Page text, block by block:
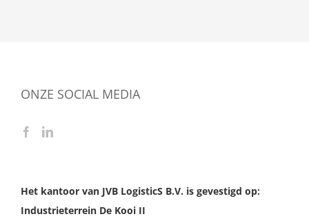
ONZE SOCIAL MEDIA
Het kantoor van JVB LogisticS B.V. is gevestigd op:
Industrieterrein De Kooi II